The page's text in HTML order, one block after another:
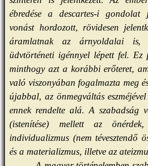
ébredése a descartes-i gondolat
vonást hordozott, rövidesen
áramlatnak az árnyoldalai is,
üdvtörténeti igénnyel lépett fel. Ez
minthogy azt a korábbi erőteret,
való viszonyában fogalmazta meg
újabbal, az önmegváltás
ennek rendelte alá. A szabadság
(istenítése) mellett az
individualizmus (nem tévesztendő
és a materializmus, illetve az